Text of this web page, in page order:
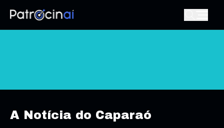
A Notícia do Caparaó